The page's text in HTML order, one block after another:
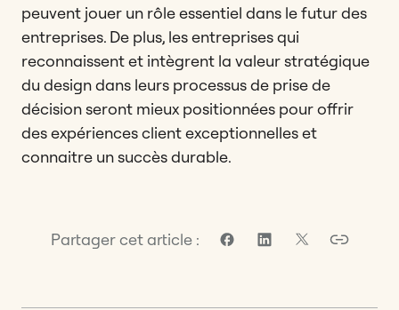
peuvent jouer un rôle essentiel dans le futur des
entreprises. De plus, les entreprises qui
reconnaissent et intègrent la valeur stratégique
du design dans leurs processus de prise de
décision seront mieux positionnées pour offrir
des expériences client exceptionnelles et
connaitre un succès durable.
Partager cet article :